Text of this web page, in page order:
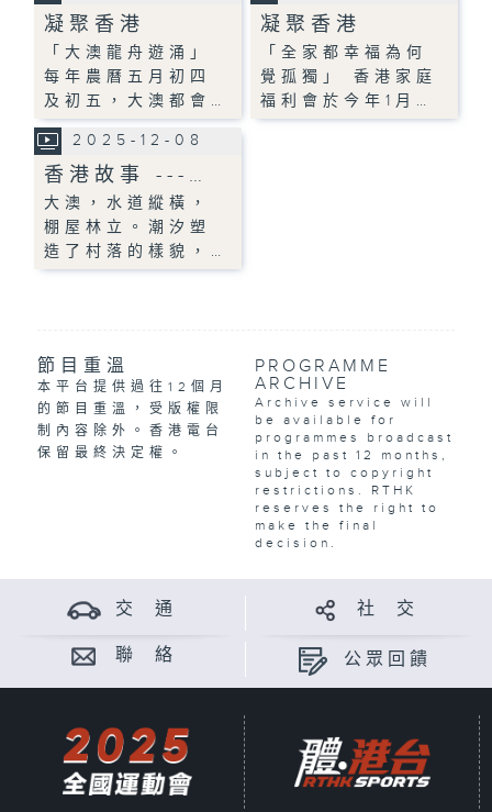
凝聚香港
「大澳龍舟遊涌」
每年農曆五月初四
及初五，大澳都會…
凝聚香港
「全家都幸福為何
覺孤獨」 香港家庭
福利會於今年1月…
2025-12-08
香港故事 ---…
大澳，水道縱橫，
棚屋林立。潮汐塑
造了村落的樣貌，…
節目重溫
本平台提供過往12個月
的節目重溫，受版權限
制內容除外。香港電台
保留最終決定權。
PROGRAMME
ARCHIVE
Archive service will
be available for
programmes broadcast
in the past 12 months,
subject to copyright
restrictions. RTHK
reserves the right to
make the final
decision.
交 通 社 交
聯 絡 公眾回饋